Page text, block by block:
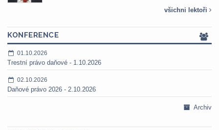
všichni lektoři
KONFERENCE
01.10.2026
Trestní právo daňové - 1.10.2026
02.10.2026
Daňové právo 2026 - 2.10.2026
Archiv